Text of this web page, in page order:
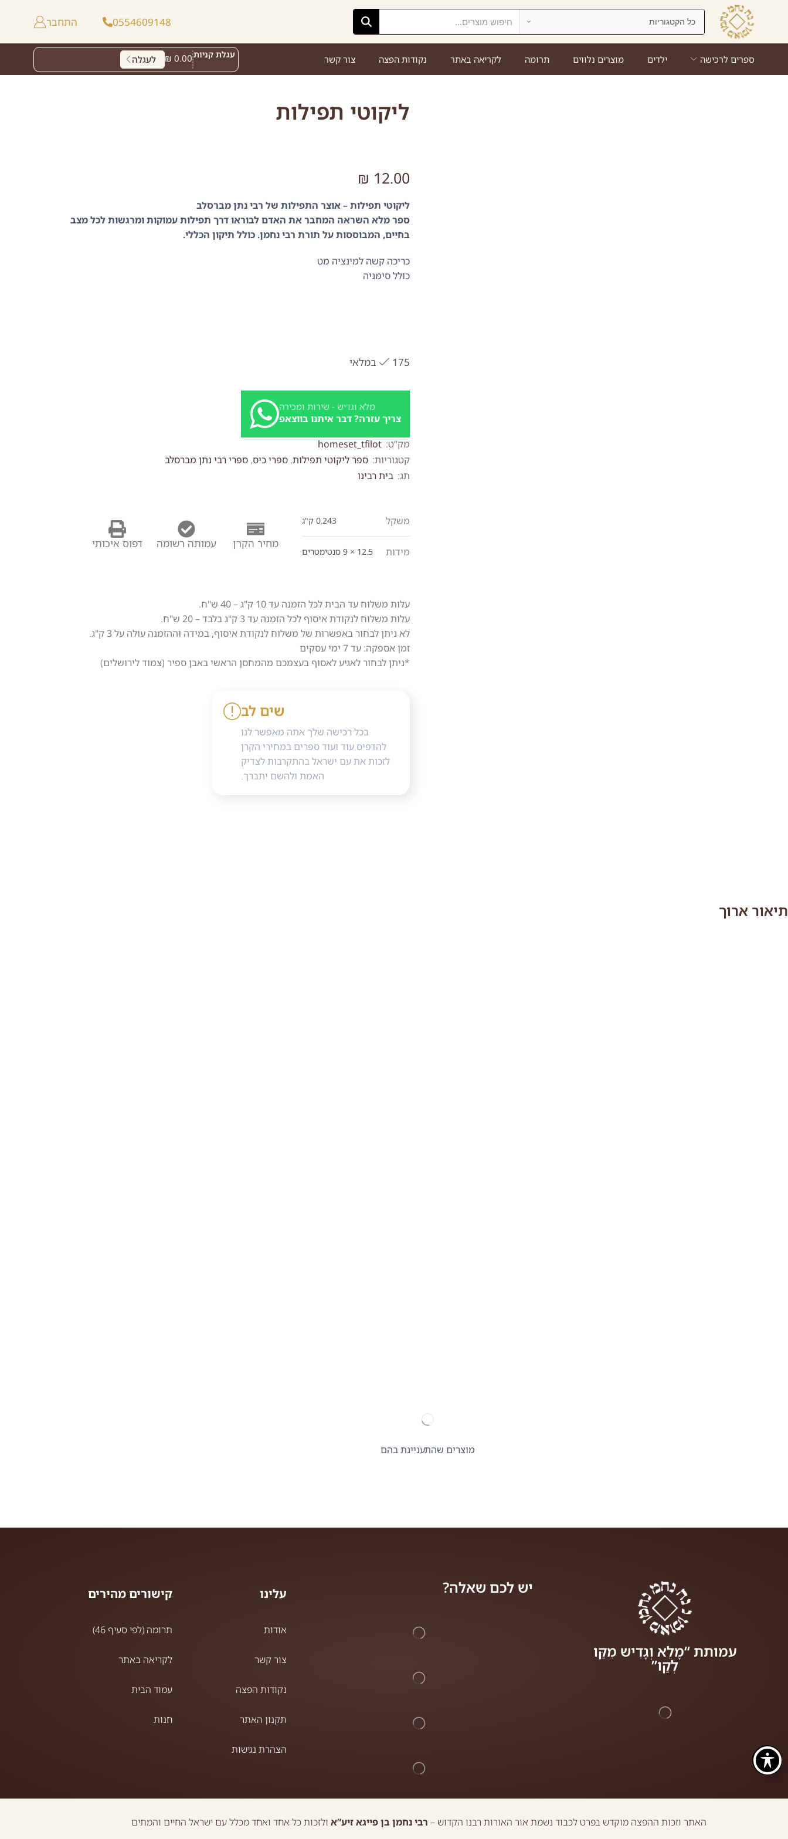
0554609148 התחבר
ספרים לרכישה ילדים מוצרים נלווים תרומה לקריאה באתר נקודות הפצה צור קשר עגלת קניות ₪ 0.00 לעגלה
ליקוטי תפילות
₪ 12.00
ליקוטי תפילות – אוצר התפילות של רבי נתן מברסלב
ספר מלא השראה המחבר את האדם לבוראו דרך תפילות עמוקות ומרגשות לכל מצב
בחיים, המבוססות על תורת רבי נחמן. כולל תיקון הכללי.
כריכה קשה למינציה מט
כולל סימניה
175 במלאי
מלא וגדיש - שירות ומכירה
צריך עזרה? דבר איתנו בווצאפ
מק”ט: homeset_tfilot
קטגוריות: ספר ליקוטי תפילות, ספרי כיס, ספרי רבי נתן מברסלב
תג: בית רבינו
משקל 0.243 ק"ג
מידות 12.5 × 9 סנטימטרים
מחיר הקרן עמותה רשומה דפוס איכותי
עלות משלוח עד הבית לכל הזמנה עד 10 ק"ג – 40 ש"ח.
עלות משלוח לנקודת איסוף לכל הזמנה עד 3 ק"ג בלבד – 20 ש"ח.
לא ניתן לבחור באפשרות של משלוח לנקודת איסוף, במידה וההזמנה עולה על 3 ק"ג.
זמן אספקה: עד 7 ימי עסקים
*ניתן לבחור לאגיע לאסוף בעצמכם מהמחסן הראשי באבן ספיר (צמוד לירושלים)
שים לב
בכל רכישה שלך אתה מאפשר לנו
להדפיס עוד ועוד ספרים במחירי הקרן
לזכות את עם ישראל בהתקרבות לצדיק
האמת ולהשם יתברך.
תיאור ארוך
מוצרים שהתעניינת בהם
עמותת “מָלֵא וְגָדִיש מִקַּו
לְקַו”
יש לכם שאלה? עלינו
אודות
צור קשר
נקודות הפצה
תקנון האתר
הצהרת נגישות
קישורים מהירים
תרומה (לפי סעיף 46)
לקריאה באתר
עמוד הבית
חנות
האתר וזכות ההפצה מוקדש בפרט לכבוד נשמת אור האורות רבנו הקדוש – רבי נחמן בן פייגא זיע”א ולזכות כל אחד ואחד מכלל עם ישראל החיים והמתים